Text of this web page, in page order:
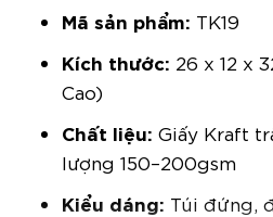
Mã sản phẩm: TK19
Kích thước: 26 x 12 x
Cao)
Chất liệu: Giấy Kraft
lượng 150–200gsm
Kiểu dáng: Túi đứng,